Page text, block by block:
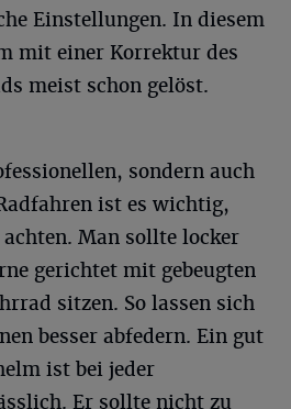
Einstellungen. In diesem
mit einer Korrektur des
meist schon gelöst.
sondern auch
ist es wichtig,
Man sollte locker
gerichtet mit gebeugten
sitzen. So lassen sich
besser abfedern. Ein gut
ist bei jeder
Er sollte nicht zu